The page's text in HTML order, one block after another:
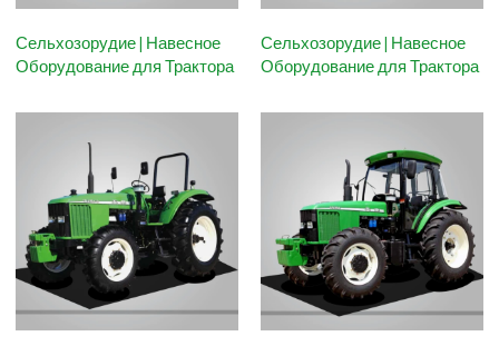
Сельхозорудие | Навесное
Оборудование для Трактора
Сельхозорудие | Навесное
Оборудование для Трактора